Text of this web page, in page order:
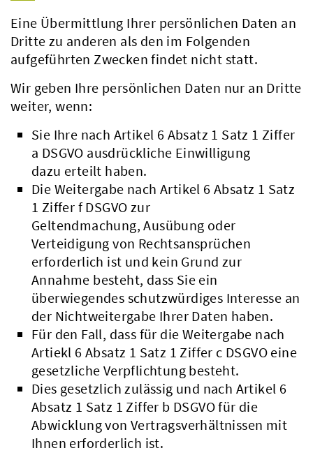
Beteiligungsbericht
Pflichtumtausch
Eine Übermittlung Ihrer persönlichen Daten an
Dritte zu anderen als den im Folgenden
aufgeführten Zwecken findet nicht statt.
Wir geben Ihre persönlichen Daten nur an Dritte
weiter, wenn:
Sie Ihre nach Artikel 6 Absatz 1 Satz 1 Ziffer
a DSGVO ausdrückliche Einwilligung
dazu erteilt haben.
Die Weitergabe nach Artikel 6 Absatz 1 Satz
1 Ziffer f DSGVO zur
Geltendmachung, Ausübung oder
Verteidigung von Rechtsansprüchen
erforderlich ist und kein Grund zur
Annahme besteht, dass Sie ein
überwiegendes schutzwürdiges Interesse an
der Nichtweitergabe Ihrer Daten haben.
Für den Fall, dass für die Weitergabe nach
Artiekl 6 Absatz 1 Satz 1 Ziffer c DSGVO eine
gesetzliche Verpflichtung besteht.
Dies gesetzlich zulässig und nach Artikel 6
Absatz 1 Satz 1 Ziffer b DSGVO für die
Abwicklung von Vertragsverhältnissen mit
Ihnen erforderlich ist.